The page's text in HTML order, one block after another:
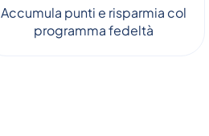
Accumula punti e risparmia col
programma fedeltà